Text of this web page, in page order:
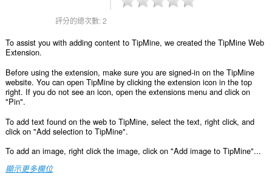
評分的總次數:2
To assist you with adding content to TipMine, we created the TipMine Web
Extension.
Before using the extension, make sure you are signed-in on the TipMine
website. You can open TipMine by clicking the extension icon in the top
right. If you do not see an icon, open the extensions menu and click on
"Pin".
To add text found on the web to TipMine, select the text, right click, and
click on "Add selection to TipMine".
To add an image, right click the image, click on "Add image to TipMine"...
顯示更多欄位